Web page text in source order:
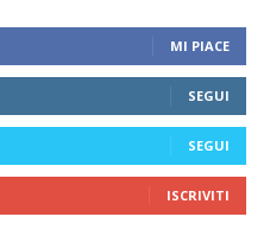
MI PIACE
SEGUI
SEGUI
ISCRIVITI